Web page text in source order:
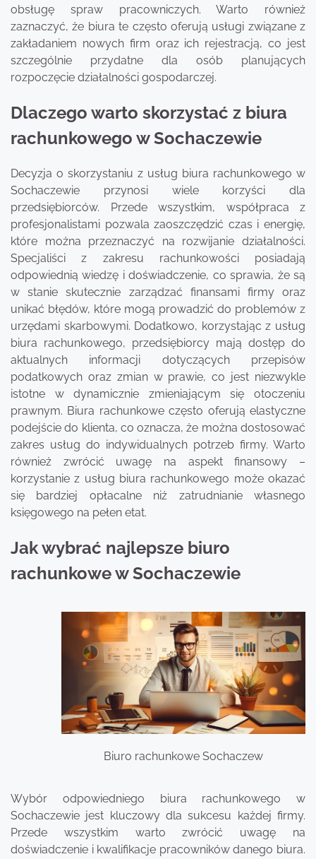
obsługę spraw pracowniczych. Warto również
zaznaczyć, że biura te często oferują usługi związane z
zakładaniem nowych firm oraz ich rejestracją, co jest
szczególnie przydatne dla osób planujących
rozpoczęcie działalności gospodarczej.
Dlaczego warto skorzystać z biura
rachunkowego w Sochaczewie
Decyzja o skorzystaniu z usług biura rachunkowego w
Sochaczewie przynosi wiele korzyści dla
przedsiębiorców. Przede wszystkim, współpraca z
profesjonalistami pozwala zaoszczędzić czas i energię,
które można przeznaczyć na rozwijanie działalności.
Specjaliści z zakresu rachunkowości posiadają
odpowiednią wiedzę i doświadczenie, co sprawia, że są
w stanie skutecznie zarządzać finansami firmy oraz
unikać błędów, które mogą prowadzić do problemów z
urzędami skarbowymi. Dodatkowo, korzystając z usług
biura rachunkowego, przedsiębiorcy mają dostęp do
aktualnych informacji dotyczących przepisów
podatkowych oraz zmian w prawie, co jest niezwykle
istotne w dynamicznie zmieniającym się otoczeniu
prawnym. Biura rachunkowe często oferują elastyczne
podejście do klienta, co oznacza, że można dostosować
zakres usług do indywidualnych potrzeb firmy. Warto
również zwrócić uwagę na aspekt finansowy –
korzystanie z usług biura rachunkowego może okazać
się bardziej opłacalne niż zatrudnianie własnego
księgowego na pełen etat.
Jak wybrać najlepsze biuro
rachunkowe w Sochaczewie
Biuro rachunkowe Sochaczew
Wybór odpowiedniego biura rachunkowego w
Sochaczewie jest kluczowy dla sukcesu każdej firmy.
Przede wszystkim warto zwrócić uwagę na
doświadczenie i kwalifikacje pracowników danego biura.